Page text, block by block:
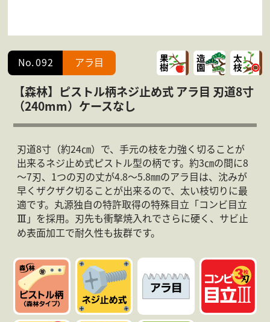
No.092 アラ目
【森林】ピストル柄ネジ止め式 アラ目 刃道8寸
（240mm）ケースなし
刃道8寸（約24㎝）で、手元の枝を力強く切ることが
出来るネジ止め式ピストル型の柄です。約3㎝の間に8
～7刃、1つの刃の丈が4.8～5.8㎜のアラ目は、沈みが
早くザクザク切ることが出来るので、太い枝切りに最
適です。丸源独自の特許取得の特殊目立「コンビ目立
Ⅲ 」を採用。刃先も衝撃焼入れでさらに硬く、サビ止
め表面加工で耐久性も抜群です。
会社案内 よくある質問